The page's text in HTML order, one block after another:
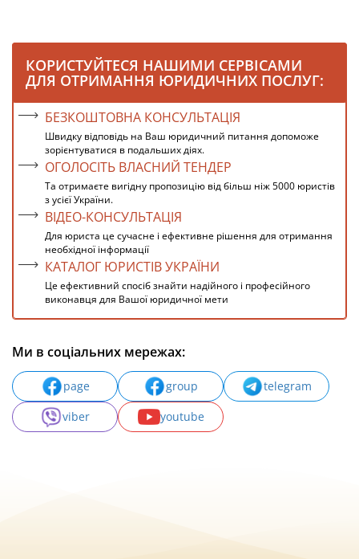
КОРИСТУЙТЕСЯ НАШИМИ СЕРВІСАМИ
ДЛЯ ОТРИМАННЯ ЮРИДИЧНИХ ПОСЛУГ:
БЕЗКОШТОВНА КОНСУЛЬТАЦІЯ
Швидку відповідь на Ваш юридичний питання допоможе
зорієнтуватися в подальших діях.
ОГОЛОСІТЬ ВЛАСНИЙ ТЕНДЕР
Та отримаєте вигідну пропозицію від більш ніж 5000 юристів
з усієї України.
ВІДЕО-КОНСУЛЬТАЦІЯ
Для юриста це сучасне і ефективне рішення для отримання
необхідної інформації
КАТАЛОГ ЮРИСТІВ УКРАЇНИ
Це ефективний спосіб знайти надійного і професійного
виконавця для Вашої юридичної мети
Ми в соціальних мережах:
page group
telegram
viber
youtube